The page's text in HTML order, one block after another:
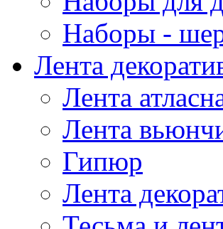
Наборы -
Лента
Лента
Лента
Гипюр
Лента